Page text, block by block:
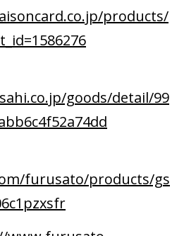
products/
goods/detail/99
furusato/products/gs